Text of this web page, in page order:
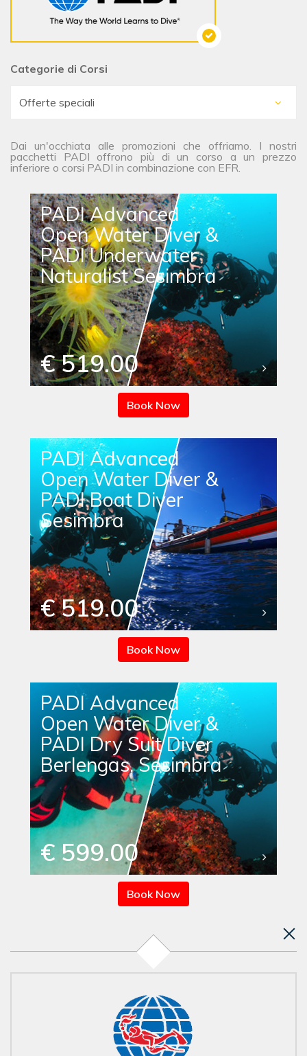
Categorie di Corsi
Dai un'occhiata alle promozioni che offriamo. I nostri
pacchetti PADI offrono più di un corso a un prezzo
inferiore o corsi PADI in combinazione con EFR.
PADI Advanced
Open Water Diver &
PADI Underwater
Naturalist Sesimbra
€ 519.00
Book Now
PADI Advanced
Open Water Diver &
PADI Boat Diver
Sesimbra
€ 519.00
Book Now
PADI Advanced
Open Water Diver &
PADI Dry Suit Diver
Berlengas, Sesimbra
€ 599.00
Book Now